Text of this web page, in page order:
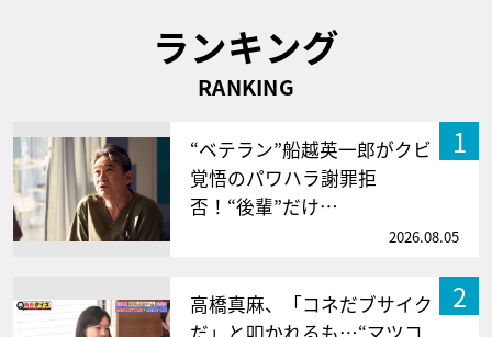
ランキング
RANKING
1
“ベテラン”船越英一郎がクビ
覚悟のパワハラ謝罪拒
否！“後輩”だけ…
2026.08.05
2
高橋真麻、「コネだブサイク